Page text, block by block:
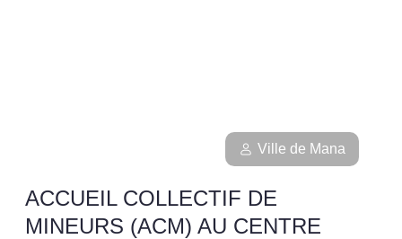
Ville de Mana
ACCUEIL COLLECTIF DE
MINEURS (ACM) AU CENTRE